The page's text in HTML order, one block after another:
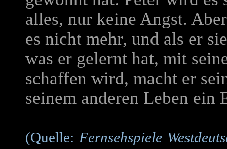
alles, nur keine Angst.
es nicht mehr, und als er
was er gelernt hat, mit
schaffen wird, macht er
seinem anderen Leben ein
(Quelle: Fernsehspiele